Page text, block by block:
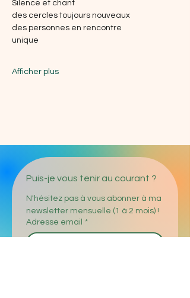
Silence et chant
des cercles toujours nouveaux
des personnes en rencontre
unique
Afficher plus
Puis-je vous tenir au courant ?
N'hésitez pas à vous abonner à ma
newsletter mensuelle (1 à 2 mois) !
Adresse email *